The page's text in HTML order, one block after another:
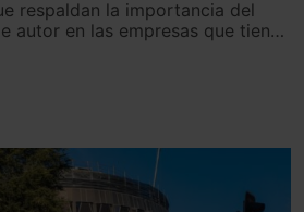
respaldan la importancia del
autor en las empresas que tienen